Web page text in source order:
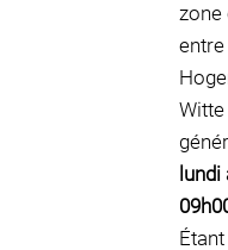
zone
entre
Witte